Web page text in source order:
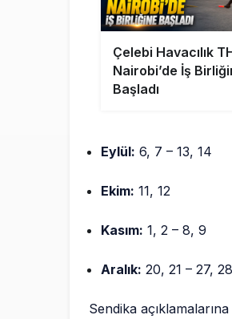
Çelebi Havacılık
Nairobi’de İş
Başladı
Eylül: 6, 7 – 13, 14
Ekim: 11, 12
Kasım: 1, 2 – 8, 9
Aralık: 20, 21 – 27,
Sendika